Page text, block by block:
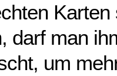
darf man
um